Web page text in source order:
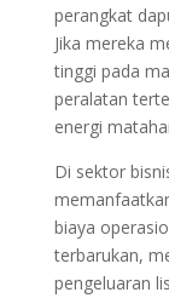
perangkat
Jika mereka
tinggi pada
peralatan
energi
Di sektor
biaya
terbarukan,
pengeluaran